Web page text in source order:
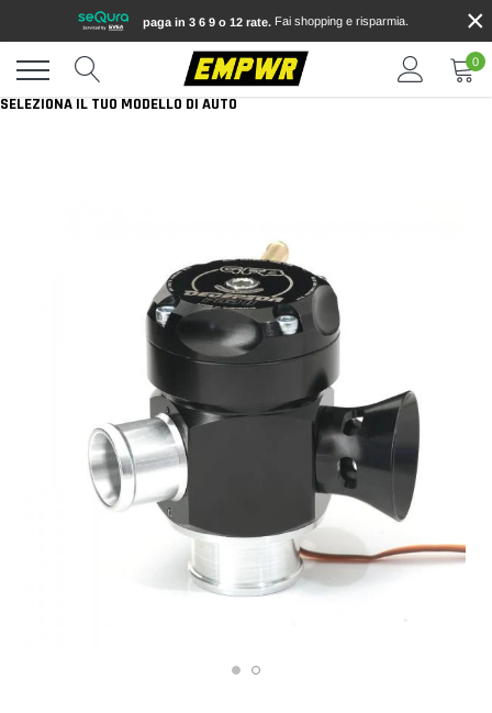
contenuti
paga in 3 6 9 o 12 rate. Fai shopping e risparmia. ×
0
SELEZIONA IL TUO MODELLO DI AUTO